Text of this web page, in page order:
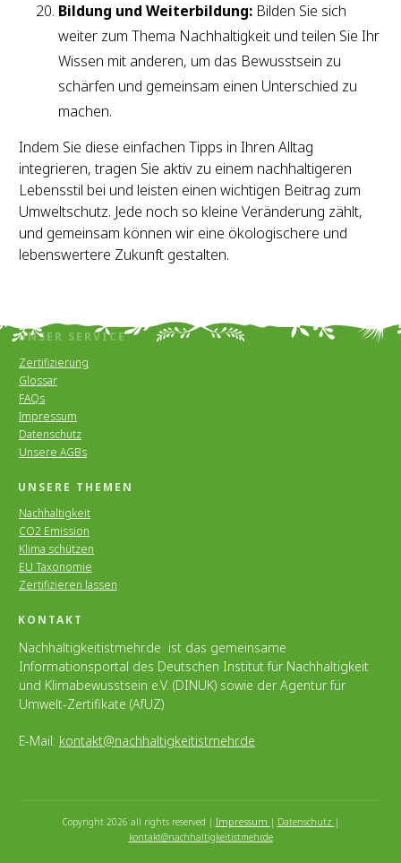
Bildung und Weiterbildung: Bilden Sie sich
weiter zum Thema Nachhaltigkeit und teilen Sie Ihr
Wissen mit anderen, um das Bewusstsein zu
schärfen und gemeinsam einen Unterschied zu
machen.
Indem Sie diese einfachen Tipps in Ihren Alltag
integrieren, tragen Sie aktiv zu einem nachhaltigeren
Lebensstil bei und leisten einen wichtigen Beitrag zum
Umweltschutz. Jede noch so kleine Veränderung zählt,
und gemeinsam können wir eine ökologischere und
lebenswertere Zukunft gestalten.
UNSER SERVICE
Zertifizierung
Glossar
FAQs
Impressum
Datenschutz
Unsere AGBs
UNSERE THEMEN
Nachhaltigkeit
CO2 Emission
Klima schützen
EU Taxonomie
Zertifizieren lassen
KONTAKT
Nachhaltigkeitistmehr.de ist das gemeinsame
Informationsportal des Deutschen Institut für Nachhaltigkeit
und Klimabewusstsein e.V. (DINUK) sowie der Agentur für
Umwelt-Zertifikate (AfUZ)
E-Mail: kontakt@nachhaltigkeitistmehr.de
Copyright 2026 all rights reserved | Impressum | Datenschutz |
kontakt@nachhaltigkeitistmehr.de